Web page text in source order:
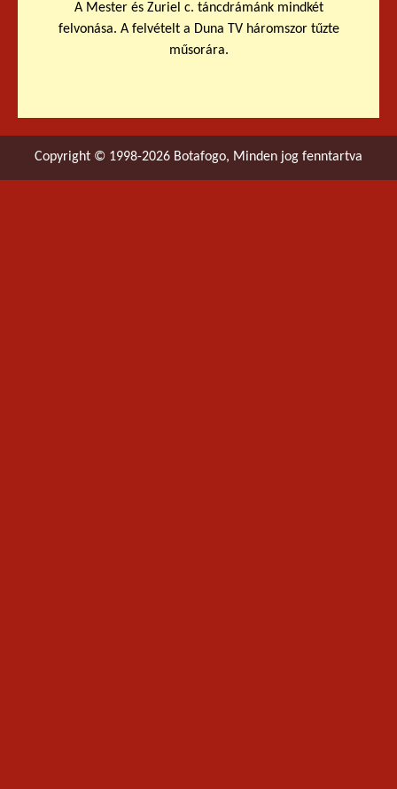
A Mester és Zuriel c. táncdrámánk mindkét
felvonása. A felvételt a Duna TV háromszor tűzte
műsorára.
Copyright © 1998-2026 Botafogo, Minden jog fenntartva